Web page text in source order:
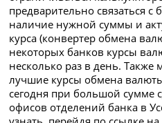
предварительно связаться с
наличие нужной суммы и
курса (конвертер обмена
некоторых банков курсы
несколько раз в день. Также
лучшие курсы обмена
сегодня при большой сумме
офисов отделений банка в